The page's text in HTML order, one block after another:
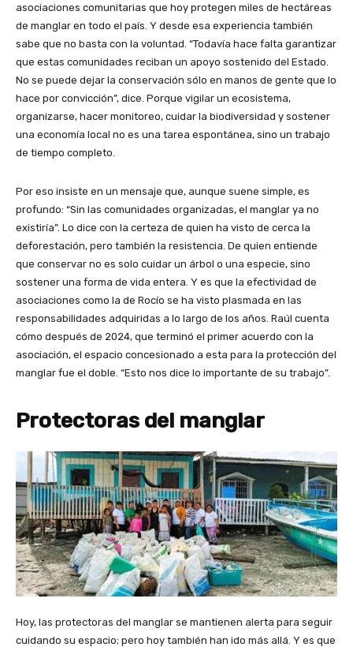
asociaciones comunitarias que hoy protegen miles de hectáreas
de manglar en todo el país. Y desde esa experiencia también
sabe que no basta con la voluntad. “Todavía hace falta garantizar
que estas comunidades reciban un apoyo sostenido del Estado.
No se puede dejar la conservación sólo en manos de gente que lo
hace por convicción”, dice. Porque vigilar un ecosistema,
organizarse, hacer monitoreo, cuidar la biodiversidad y sostener
una economía local no es una tarea espontánea, sino un trabajo
de tiempo completo.
Por eso insiste en un mensaje que, aunque suene simple, es
profundo: “Sin las comunidades organizadas, el manglar ya no
existiría”. Lo dice con la certeza de quien ha visto de cerca la
deforestación, pero también la resistencia. De quien entiende
que conservar no es solo cuidar un árbol o una especie, sino
sostener una forma de vida entera. Y es que la efectividad de
asociaciones como la de Rocío se ha visto plasmada en las
responsabilidades adquiridas a lo largo de los años. Raúl cuenta
cómo después de 2024, que terminó el primer acuerdo con la
asociación, el espacio concesionado a esta para la protección del
manglar fue el doble. “Esto nos dice lo importante de su trabajo”.
Protectoras del manglar
Hoy, las protectoras del manglar se mantienen alerta para seguir
cuidando su espacio; pero hoy también han ido más allá. Y es que